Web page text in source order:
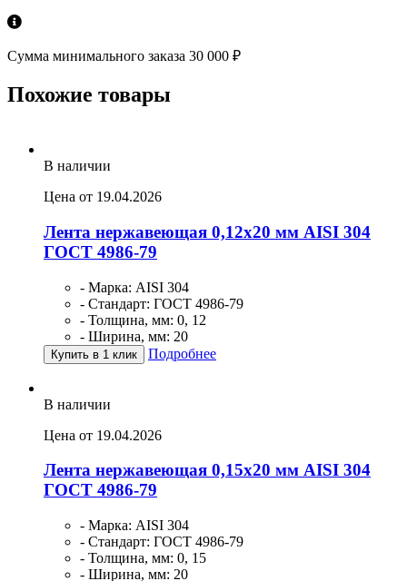
Сумма минимального заказа 30 000 ₽
Похожие товары
В наличии
Цена от 19.04.2026
Лента нержавеющая 0,12х20 мм AISI 304
ГОСТ 4986-79
- Марка: AISI 304
- Стандарт: ГОСТ 4986-79
- Толщина, мм: 0, 12
- Ширина, мм: 20
Купить в 1 клик Подробнее
В наличии
Цена от 19.04.2026
Лента нержавеющая 0,15х20 мм AISI 304
ГОСТ 4986-79
- Марка: AISI 304
- Стандарт: ГОСТ 4986-79
- Толщина, мм: 0, 15
- Ширина, мм: 20